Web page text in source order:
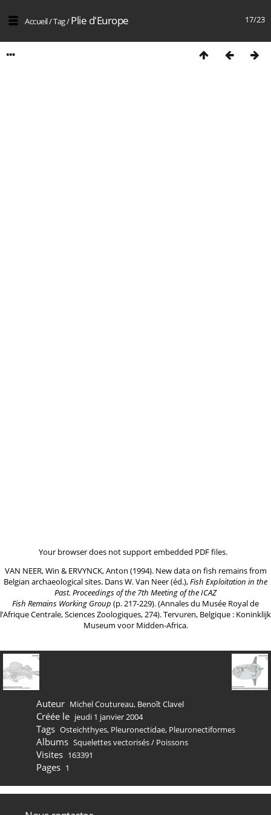
17/23
Accueil/Tag/Plie d'Europe
Your browser does not support embedded PDF files.
VAN NEER, Win & ERVYNCK, Anton (1994). New data on fish remains from
Belgian archaeological sites. Dans W. Van Neer (éd.),Fish Exploitation in the
Past. Proceedings of the 7th Meeting of the ICAZ
Fish Remains Working Group (p. 217-229). (Annales du Musée Royal de
l’Afrique Centrale, Sciences Zoologiques, 274). Tervuren, Belgique : Koninklijk
Museum voor Midden-Africa.
Auteur Michel Coutureau, Benoît Clavel
Créée le jeudi 1 janvier 2004
Tags Osteichthyes, Pleuronectidae, Pleuronectiformes
Albums Squelettes vectorisés/ Poissons
Visites 163391
Pages 1